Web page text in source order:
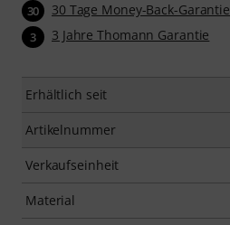
30 30 Tage Money-Back-Garantie
3 3 Jahre Thomann Garantie
Erhältlich seit
Artikelnummer
Verkaufseinheit
Material